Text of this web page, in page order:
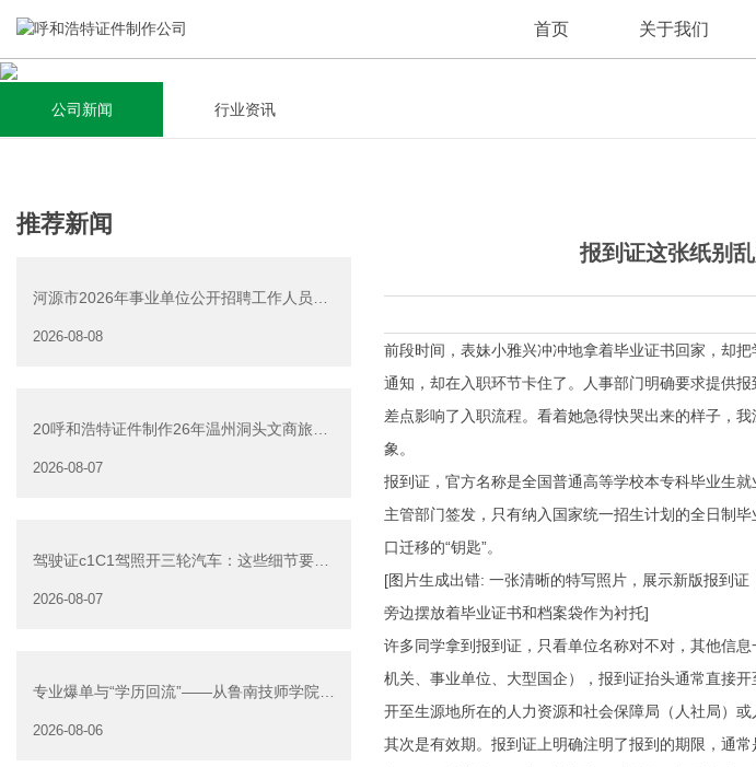
首页 关于我们
关于我们
集研发，设计，制造，安装于一体，多元化的定制需求，为上
千家企业提供过专业定制服务！
查看详情
新闻资讯
全自动流水线规模化生产，准时按期交货，年生产能力超过
40W万方米以上，拥有遍布全国的商务合作伙伴和较为完善的
查看详情
行业资讯
公司新闻 行业资讯
推荐新闻
河源市2026年事业单位公开招聘工作人员
2026-08-08
20呼和浩特证件制作26年温州洞头文商旅游
2026-08-07
驾驶证c1C1驾照开三轮汽车：这些细节要注
2026-08-07
专业爆单与“学历回流”——从鲁南技师学院透
2026-08-06
报到证这张纸别
前段时间，表妹小雅兴冲冲地拿着毕业证书回家，却
通知，却在入职环节卡住了。人事部门明确要求提供
差点影响了入职流程。看着她急得快哭出来的样子，
象。
报到证，官方名称是全国普通高等学校本专科毕业生
主管部门签发，只有纳入国家统一招生计划的全日制
口迁移的“钥匙”。
[图片生成出错: 一张清晰的特写照片，展示新版报到
旁边摆放着毕业证书和档案袋作为衬托]
许多同学拿到报到证，只看单位名称对不对，其他信
机关、事业单位、大型国企），报到证抬头通常直接
开至生源地所在的人力资源和社会保障局（人社局）
其次是有效期。报到证上明确注明了报到的期限，通